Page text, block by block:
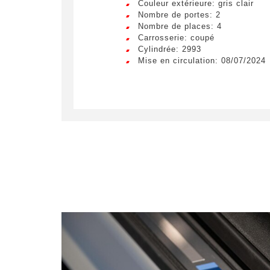
M.
E-mail *
Lorem
Couleur extérieure: gris clair
Nombre de portes: 2
Nombre de places: 4
Carrosserie: coupé
Cylindrée: 2993
Mise en circulation: 08/07/2024